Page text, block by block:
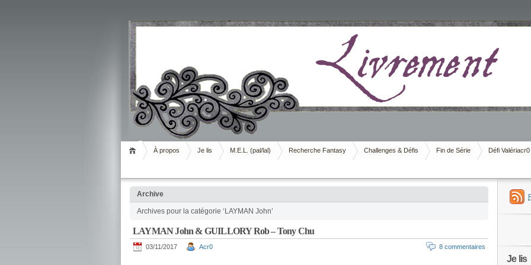
Livrement
À propos Je lis M.E.L. (pal/lal) Recherche Fantasy Challenges & Défis Fin de Série Défi Valériacr0
Archive
Archives pour la catégorie ‘LAYMAN John’
LAYMAN John & GUILLORY Rob – Tony Chu
03/11/2017 Acr0 8 commentaires
Je lis